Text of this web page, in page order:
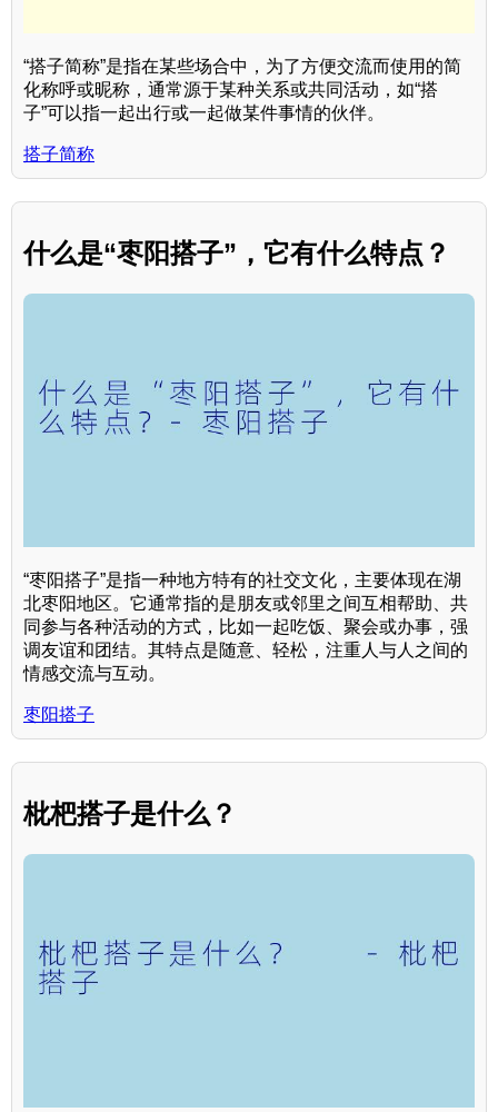
“搭子简称”是指在某些场合中，为了方便交流而使用的简
化称呼或昵称，通常源于某种关系或共同活动，如“搭
子”可以指一起出行或一起做某件事情的伙伴。
搭子简称
什么是“枣阳搭子”，它有什么特点？
“枣阳搭子”是指一种地方特有的社交文化，主要体现在湖
北枣阳地区。它通常指的是朋友或邻里之间互相帮助、共
同参与各种活动的方式，比如一起吃饭、聚会或办事，强
调友谊和团结。其特点是随意、轻松，注重人与人之间的
情感交流与互动。
枣阳搭子
枇杷搭子是什么？